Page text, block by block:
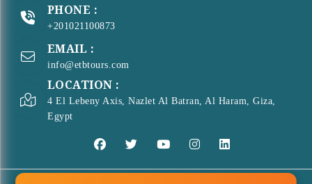
PHONE :
+201021100873
EMAIL :
info@etbtours.com
LOCATION :
4 El Lebeny Axis, Nazlet Al Batran, Al Haram, Giza,
Egypt